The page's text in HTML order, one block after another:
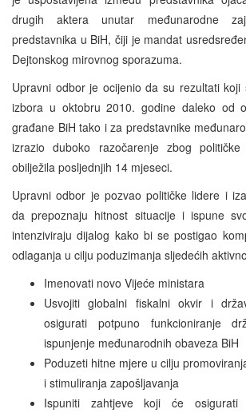
drugih aktera unutar međunarodne
predstavnika u BiH, čiji je mandat
Dejtonskog mirovnog sporazuma.
Upravni odbor je ocijenio da su rezultati koji
izbora u oktobru 2010. godine daleko od
građane BiH tako i za predstavnike
izrazio duboko razočarenje zbog
obilježila posljednjih 14 mjeseci.
Upravni odbor je pozvao političke lidere i
da prepoznaju hitnost situacije i ispune
intenziviraju dijalog kako bi se postigao
odlaganja u cilju poduzimanja sljedećih
Imenovati novo Vijeće ministara
Usvojiti globalni fiskalni okvir i
osigurati potpuno funkcioniranje
ispunjenje međunarodnih obaveza BiH
Poduzeti hitne mjere u cilju
i stimuliranja zapošljavanja
Ispuniti zahtjeve koji će